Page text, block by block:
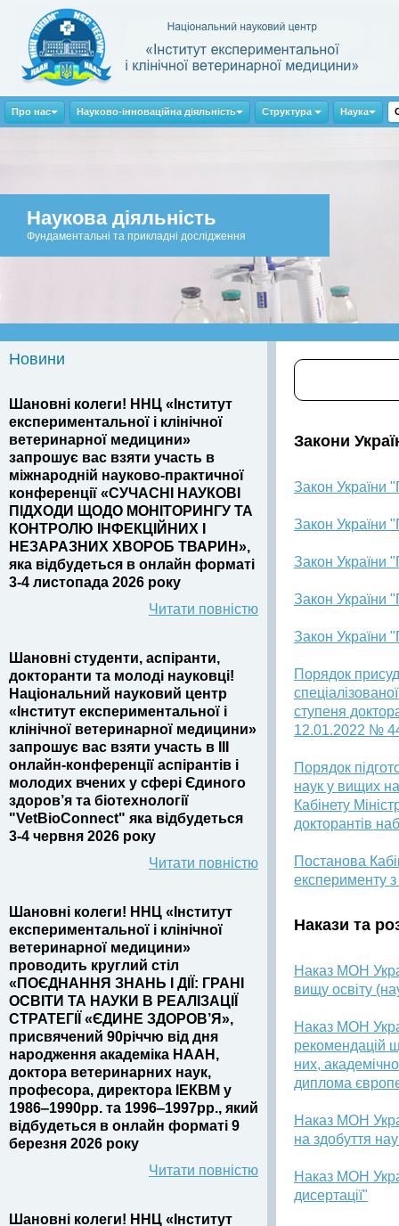
Про нас Науково-інноваційна діяльність Структура Наука
Наукова діяльність
Фундаментальні та прикладні дослідження
Закони
Закон України
Закон України
Закон України
Закон України
Закон України
Порядок
ступеня
12.01.2022 №
Порядок
наук у вищих
Кабінету
докторантів
Постанова
експерименту
Накази та
Наказ МОН
вищу освіту
Наказ МОН
рекомендацій
них,
диплома
Наказ МОН
на здобуття
Наказ МОН
дисертації"
Новини
Шановні колеги! ННЦ «Інститут
експериментальної і клінічної
ветеринарної медицини»
запрошує вас взяти участь в
міжнародній науково-практичної
конференції «СУЧАСНІ НАУКОВІ
ПІДХОДИ ЩОДО МОНІТОРИНГУ ТА
КОНТРОЛЮ ІНФЕКЦІЙНИХ І
НЕЗАРАЗНИХ ХВОРОБ ТВАРИН»,
яка відбудеться в онлайн форматі
3-4 листопада 2026 року
Читати повністю
Шановні студенти, аспіранти,
докторанти та молоді науковці!
Національний науковий центр
«Інститут експериментальної і
клінічної ветеринарної медицини»
запрошує вас взяти участь в III
онлайн-конференції аспірантів і
молодих вчених у сфері Єдиного
здоров’я та біотехнології
"VetBioConnect" яка відбудеться
3-4 червня 2026 року
Читати повністю
Шановні колеги! ННЦ «Інститут
експериментальної і клінічної
ветеринарної медицини»
проводить круглий стіл
«ПОЄДНАННЯ ЗНАНЬ І ДІЇ: ГРАНІ
ОСВІТИ ТА НАУКИ В РЕАЛІЗАЦІЇ
СТРАТЕГІЇ «ЄДИНЕ ЗДОРОВ’Я»,
присвячений 90річчю від дня
народження академіка НААН,
доктора ветеринарних наук,
професора, директора ІЕКВМ у
1986‒1990рр. та 1996‒1997рр., який
відбудеться в онлайн форматі 9
березня 2026 року
Читати повністю
Шановні колеги! ННЦ «Інститут